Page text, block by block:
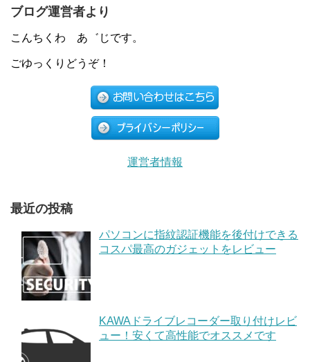
ブログ運営者より
こんちくわ あ゛じです。
ごゆっくりどうぞ！
運営者情報
最近の投稿
パソコンに指紋認証機能を後付けできる
コスパ最高のガジェットをレビュー
KAWAドライブレコーダー取り付けレビ
ュー！安くて高性能でオススメです